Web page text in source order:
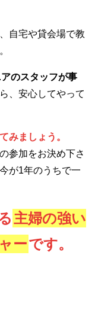
自宅や貸会場で教
のスタッフが事
、安心してやって
みましょう。
参加をお決め下さ
が1年のうちで一
主婦の強い
ーです。